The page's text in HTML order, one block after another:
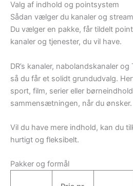
Valg af indhold og pointsystem
Sådan vælger du kanaler og
Du vælger en pakke, får tildelt
kanaler og tjenester, du vil have.
DR’s kanaler, nabolandskanaler
så du får et solidt grundudvalg.
sport, film, serier eller
sammensætningen, når du ønsker.
Vil du have mere indhold, kan du
hurtigt og fleksibelt.
Pakker og formål